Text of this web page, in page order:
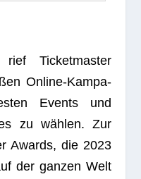
Ticket­mas­ter
Online-Kam­pa­
Events und
zu wäh­len. Zur
Awards, die 2023
der gan­zen Welt